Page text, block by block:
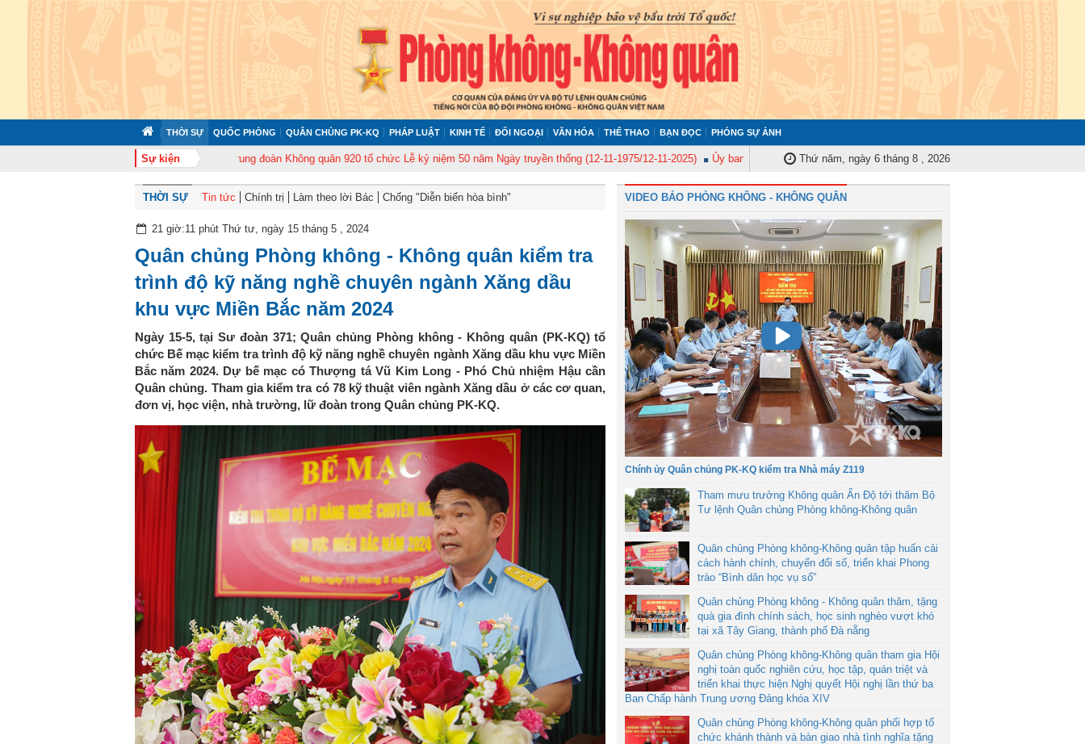
THỜI SỰ QUỐC PHÒNG QUÂN CHỦNG PK-KQ PHÁP LUẬT KINH TẾ ĐỐI NGOẠI VĂN HÓA THỂ THAO BẠN ĐỌC PHÓNG SỰ ẢNH
Sự kiện
tổ chức tập huấn cán bộ năm 2026 Trung đoàn Không quân 920 tổ chức Lễ kỷ niệm 50 năm Ngày truyền thống (12-11-1975/12-11-2025) Ủy ban Kiểm tra Quân ủy Trung ương tập huấn nghiệp vụ công tác kiểm tra, giám sát
Thứ năm, ngày 6 tháng 8 , 2026
THỜI SỰ Tin tức Chính trị Làm theo lời Bác Chống "Diễn biến hòa bình"
21 giờ:11 phút Thứ tư, ngày 15 tháng 5 , 2024
Quân chủng Phòng không - Không quân kiểm tra
trình độ kỹ năng nghề chuyên ngành Xăng dầu
khu vực Miền Bắc năm 2024
Ngày 15-5, tại Sư đoàn 371; Quân chủng Phòng không - Không quân (PK-KQ) tổ
chức Bế mạc kiểm tra trình độ kỹ năng nghề chuyên ngành Xăng dầu khu vực Miền
Bắc năm 2024. Dự bế mạc có Thượng tá Vũ Kim Long - Phó Chủ nhiệm Hậu cần
Quân chủng. Tham gia kiểm tra có 78 kỹ thuật viên ngành Xăng dầu ở các cơ quan,
đơn vị, học viện, nhà trường, lữ đoàn trong Quân chủng PK-KQ.
VIDEO BÁO PHÒNG KHÔNG - KHÔNG QUÂN
Chính ủy Quân chủng PK-KQ kiểm tra Nhà máy Z119
Tham mưu trưởng Không quân Ấn Độ tới thăm Bộ
Tư lệnh Quân chủng Phòng không-Không quân
Quân chủng Phòng không-Không quân tập huấn cải
cách hành chính, chuyển đổi số, triển khai Phong
trào “Bình dân học vụ số”
Quân chủng Phòng không - Không quân thăm, tặng
quà gia đình chính sách, học sinh nghèo vượt khó
tại xã Tây Giang, thành phố Đà nẵng
Quân chủng Phòng không-Không quân tham gia Hội
nghị toàn quốc nghiên cứu, học tập, quán triệt và
triển khai thực hiện Nghị quyết Hội nghị lần thứ ba
Ban Chấp hành Trung ương Đảng khóa XIV
Quân chủng Phòng không-Không quân phối hợp tổ
chức khánh thành và bàn giao nhà tình nghĩa tặng